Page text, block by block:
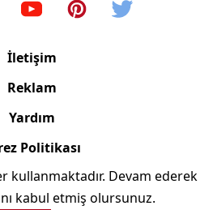
İletişim
Reklam
Yardım
Politikası
2024 Canlimobeseizle.com
kullanmaktadır. Devam ederek
kabul etmiş olursunuz.